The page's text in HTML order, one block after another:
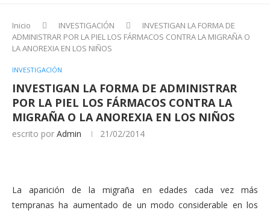
Inicio INVESTIGACIÓN
INVESTIGAN LA FORMA DE
ADMINISTRAR POR LA PIEL LOS FÁRMACOS CONTRA LA MIGRAÑA O
LA ANOREXIA EN LOS NIÑOS
INVESTIGACIÓN
INVESTIGAN LA FORMA DE ADMINISTRAR
POR LA PIEL LOS FÁRMACOS CONTRA LA
MIGRAÑA O LA ANOREXIA EN LOS NIÑOS
escrito por Admin 21/02/2014
La aparición de la migraña en edades cada vez más
tempranas ha aumentado de un modo considerable en los